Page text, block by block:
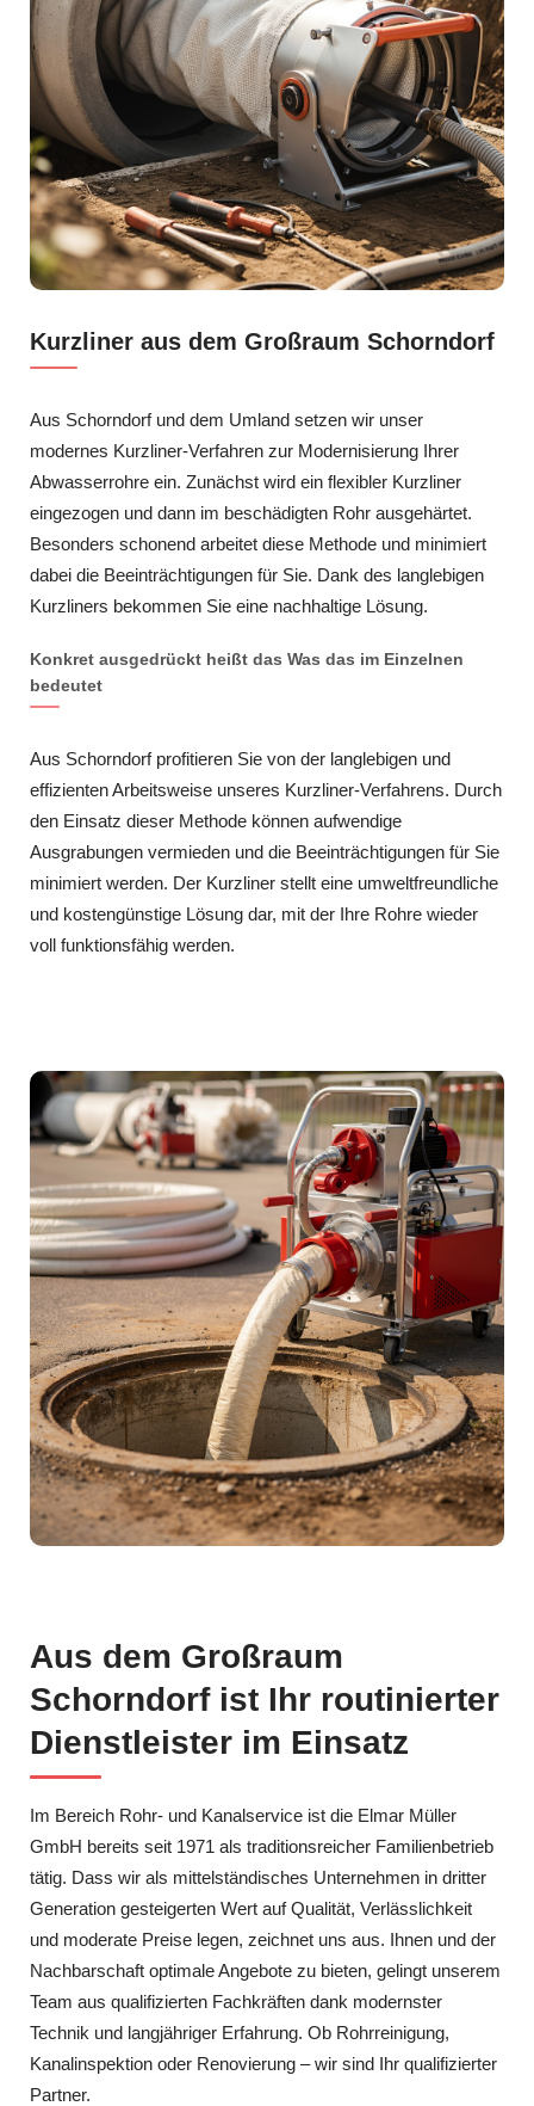
Kurzliner aus dem Großraum Schorndorf
Aus Schorndorf und dem Umland setzen wir unser
modernes Kurzliner-Verfahren zur Modernisierung Ihrer
Abwasserrohre ein. Zunächst wird ein flexibler Kurzliner
eingezogen und dann im beschädigten Rohr ausgehärtet.
Besonders schonend arbeitet diese Methode und minimiert
dabei die Beeinträchtigungen für Sie. Dank des langlebigen
Kurzliners bekommen Sie eine nachhaltige Lösung.
Konkret ausgedrückt heißt das Was das im Einzelnen
bedeutet
Aus Schorndorf profitieren Sie von der langlebigen und
effizienten Arbeitsweise unseres Kurzliner-Verfahrens. Durch
den Einsatz dieser Methode können aufwendige
Ausgrabungen vermieden und die Beeinträchtigungen für Sie
minimiert werden. Der Kurzliner stellt eine umweltfreundliche
und kostengünstige Lösung dar, mit der Ihre Rohre wieder
voll funktionsfähig werden.
Aus dem Großraum
Schorndorf ist Ihr routinierter
Dienstleister im Einsatz
Im Bereich Rohr- und Kanalservice ist die Elmar Müller
GmbH bereits seit 1971 als traditionsreicher Familienbetrieb
tätig. Dass wir als mittelständisches Unternehmen in dritter
Generation gesteigerten Wert auf Qualität, Verlässlichkeit
und moderate Preise legen, zeichnet uns aus. Ihnen und der
Nachbarschaft optimale Angebote zu bieten, gelingt unserem
Team aus qualifizierten Fachkräften dank modernster
Technik und langjähriger Erfahrung. Ob Rohrreinigung,
Kanalinspektion oder Renovierung – wir sind Ihr qualifizierter
Partner.